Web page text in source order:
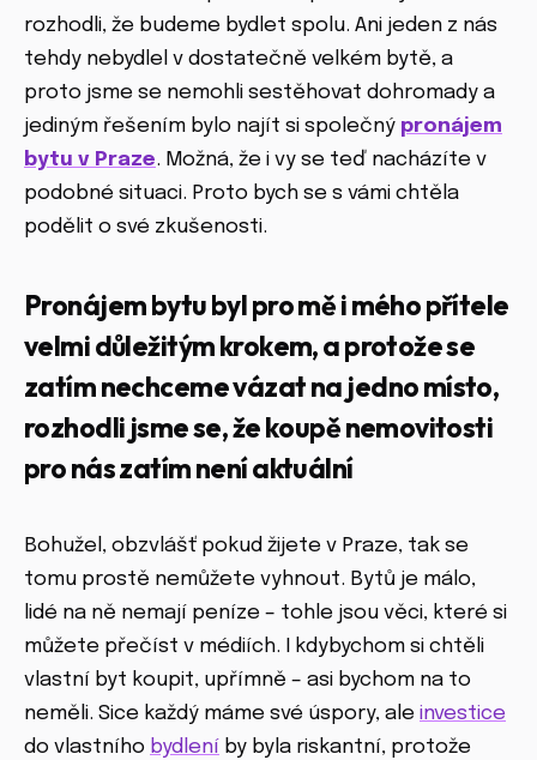
rozhodli, že budeme bydlet spolu. Ani jeden z nás
tehdy nebydlel v dostatečně velkém bytě, a
proto jsme se nemohli sestěhovat dohromady a
jediným řešením bylo najít si společný pronájem
bytu v Praze. Možná, že i vy se teď nacházíte v
podobné situaci. Proto bych se s vámi chtěla
podělit o své zkušenosti.
Pronájem bytu byl pro mě i mého přítele
velmi důležitým krokem, a protože se
zatím nechceme vázat na jedno místo,
rozhodli jsme se, že koupě nemovitosti
pro nás zatím není aktuální
Bohužel, obzvlášť pokud žijete v Praze, tak se
tomu prostě nemůžete vyhnout. Bytů je málo,
lidé na ně nemají peníze – tohle jsou věci, které si
můžete přečíst v médiích. I kdybychom si chtěli
vlastní byt koupit, upřímně – asi bychom na to
neměli. Sice každý máme své úspory, ale investice
do vlastního bydlení by byla riskantní, protože